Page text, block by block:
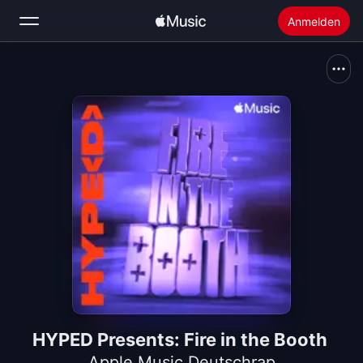
Anmelden
Startseite
Radio
Apple Music installieren
HYPED Presents: Fire in the Booth